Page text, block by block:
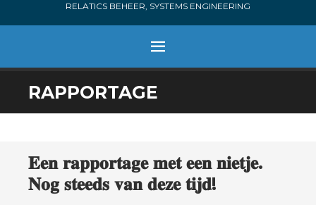
RELATICS BEHEER, SYSTEMS ENGINEERING
MENU
SPRING
NAAR
RAPPORTAGE
𝐄𝐞𝐧 𝐫𝐚𝐩𝐩𝐨𝐫𝐭𝐚𝐠𝐞 𝐦𝐞𝐭 𝐞𝐞𝐧 𝐧𝐢𝐞𝐭𝐣𝐞.
𝐍𝐨𝐠 𝐬𝐭𝐞𝐞𝐝𝐬 𝐯𝐚𝐧 𝐝𝐞𝐳𝐞 𝐭𝐢𝐣𝐝!